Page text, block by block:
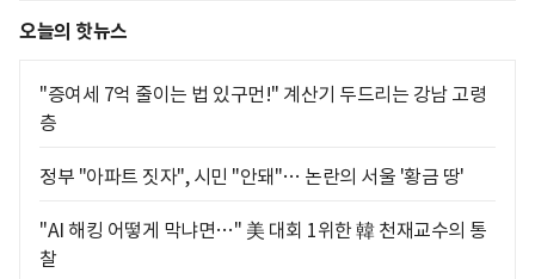
오늘의 핫뉴스
"증여세 7억 줄이는 법 있구먼!" 계산기 두드리는 강남 고령
층
정부 "아파트 짓자", 시민 "안돼"… 논란의 서울 '황금 땅'
"AI 해킹 어떻게 막냐면…" 美 대회 1위한 韓 천재교수의 통
찰